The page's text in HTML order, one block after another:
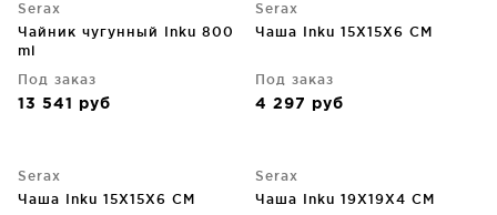
Serax
Чайник чугунный Inku 800
ml
Под заказ
13 541 руб
Serax
Чаша Inku 15X15X6 CM
Под заказ
4 297 руб
Serax
Чаша Inku 15X15X6 CM
Serax
Чаша Inku 19X19X4 CM